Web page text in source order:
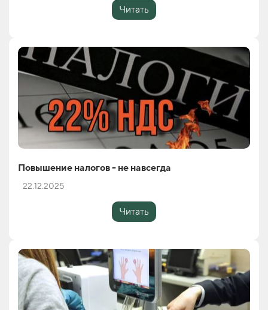
Читать
Повышение налогов - не навсегда
22.12.2025
Читать